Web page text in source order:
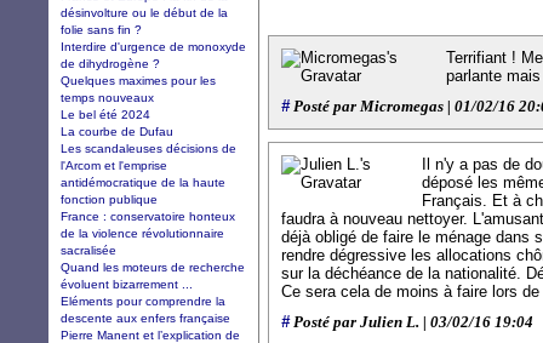
Terrifiant !
parlante
#Posté par Micromegas | 01/02/16
Il n'y a pas de
déposé les
Français. Et à
faudra à nouveau nettoyer.
déjà obligé de faire le ménage dans
rendre dégressive les allocations
sur la déchéance de la nationalité.
Ce sera cela de moins à faire lors
#Posté par Julien L. | 03/02/16 19:04
désinvolture ou le début de la
folie sans fin ?
Interdire d'urgence de monoxyde
de dihydrogène ?
Quelques maximes pour les
temps nouveaux
Le bel été 2024
La courbe de Dufau
Les scandaleuses décisions de
l'Arcom et l'emprise
antidémocratique de la haute
fonction publique
France : conservatoire honteux
de la violence révolutionnaire
sacralisée
Quand les moteurs de recherche
évoluent bizarrement ...
Eléments pour comprendre la
descente aux enfers française
Pierre Manent et l’explication de